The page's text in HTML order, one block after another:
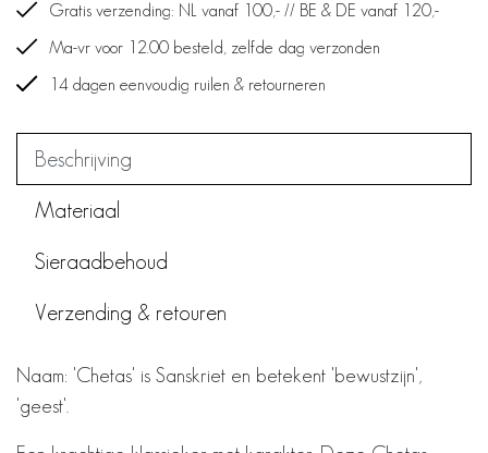
Gratis verzending: NL vanaf 100,- // BE & DE vanaf 120,-
Ma-vr voor 12.00 besteld, zelfde dag verzonden
14 dagen eenvoudig ruilen & retourneren
Beschrijving
Materiaal
Sieraadbehoud
Verzending & retouren
Naam: 'Chetas' is Sanskriet en betekent 'bewustzijn',
'geest'.